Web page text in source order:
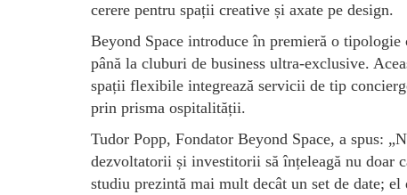
cerere pentru spații creative și axate pe design.
Beyond Space introduce în premieră o
până la cluburi de business ultra-exclusive.
spații flexibile integrează servicii de tip
prin prisma ospitalității.
Tudor Popp, Fondator Beyond Space, a spus:
dezvoltatorii și investitorii să înțeleagă nu
studiu prezintă mai mult decât un set de date;